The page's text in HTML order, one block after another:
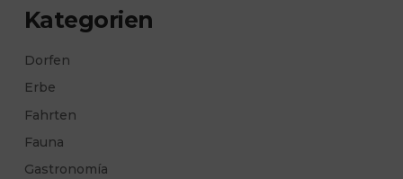
Kategorien
Dorfen
Erbe
Fahrten
Fauna
Gastronomía